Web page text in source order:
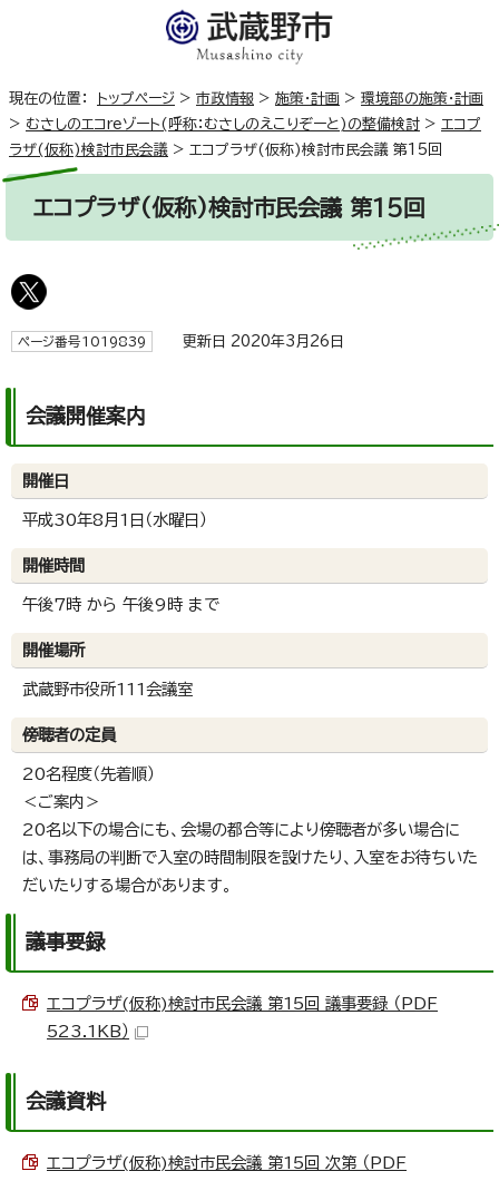
現在の位置： トップページ > 市政情報 > 施策・計画 > 環境部の施策・計画
> むさしのエコreゾート(呼称：むさしのえこりぞーと)の整備検討 > エコプ
ラザ(仮称)検討市民会議 > エコプラザ(仮称)検討市民会議 第15回
エコプラザ(仮称)検討市民会議 第15回
ページ番号1019839 更新日 2020年3月26日
会議開催案内
開催日
平成30年8月1日（水曜日）
開催時間
午後7時 から 午後9時 まで
開催場所
武蔵野市役所111会議室
傍聴者の定員
20名程度（先着順）
＜ご案内＞
20名以下の場合にも、会場の都合等により傍聴者が多い場合に
は、事務局の判断で入室の時間制限を設けたり、入室をお待ちいた
だいたりする場合があります。
議事要録
エコプラザ(仮称)検討市民会議 第15回 議事要録 （PDF
523.1KB）
会議資料
エコプラザ(仮称)検討市民会議 第15回 次第 （PDF